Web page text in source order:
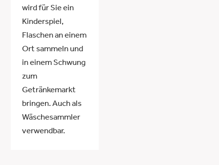
wird für Sie ein
Kinderspiel,
Flaschen an einem
Ort sammeln und
in einem Schwung
zum
Getränkemarkt
bringen. Auch als
Wäschesammler
verwendbar.